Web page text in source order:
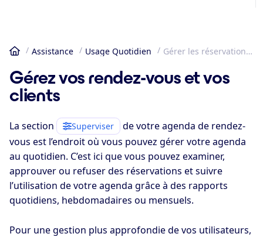
Accueil
Assistance Usage Quotidien Gérer les réservations et les utilisateurs
Gérez vos rendez-vous et vos
clients
La section Superviser
de votre agenda de rendez-
vous est l’endroit où vous pouvez gérer votre agenda
au quotidien. C’est ici que vous pouvez examiner,
approuver ou refuser des réservations et suivre
l’utilisation de votre agenda grâce à des rapports
quotidiens, hebdomadaires ou mensuels.
Pour une gestion plus approfondie de vos utilisateurs,